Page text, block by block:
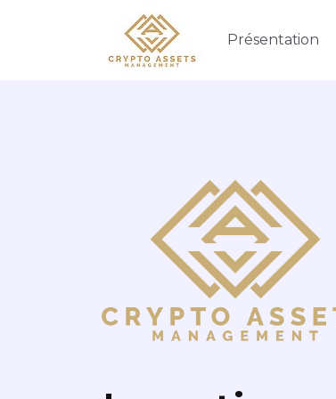
Présentation